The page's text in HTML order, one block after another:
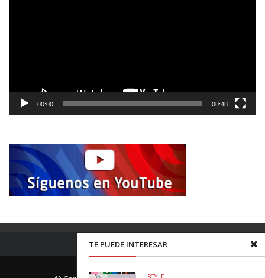
TE PUEDE INTERESAR
00:00 00:48